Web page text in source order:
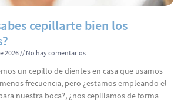
cepillarte bien los
2026 No hay comentarios
un cepillo de dientes en casa que usamos
frecuencia, pero ¿estamos empleando el
nuestra boca?, ¿nos cepillamos de forma